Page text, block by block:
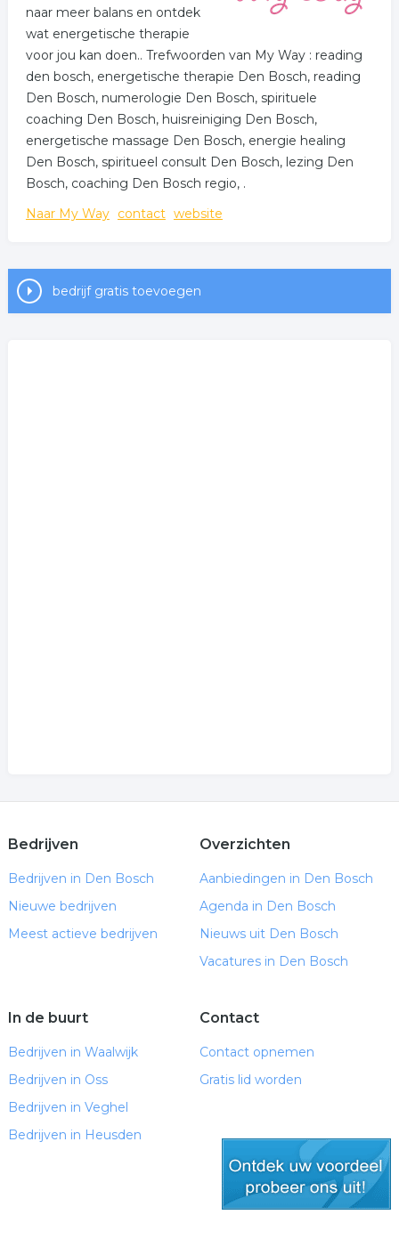
naar meer balans en ontdek
wat energetische therapie
voor jou kan doen.. Trefwoorden van My Way : reading
den bosch, energetische therapie Den Bosch, reading
Den Bosch, numerologie Den Bosch, spirituele
coaching Den Bosch, huisreiniging Den Bosch,
energetische massage Den Bosch, energie healing
Den Bosch, spiritueel consult Den Bosch, lezing Den
Bosch, coaching Den Bosch regio, .
Naar My Way contact website
bedrijf gratis toevoegen
Bedrijven
Bedrijven in Den Bosch
Nieuwe bedrijven
Meest actieve bedrijven
Overzichten
Aanbiedingen in Den Bosch
Agenda in Den Bosch
Nieuws uit Den Bosch
Vacatures in Den Bosch
In de buurt
Bedrijven in Waalwijk
Bedrijven in Oss
Bedrijven in Veghel
Bedrijven in Heusden
Contact
Contact opnemen
Gratis lid worden